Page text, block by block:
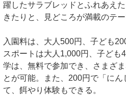
躍したサラブレッドとふれあえ
きたりと、見どころが満載のテー
入園料は、大人500円、子ども
スポートは大人1,000円、子ども
学は、無料で参加でき、さまざ
とが可能。また、200円で「に
て、餌やり体験もできる。